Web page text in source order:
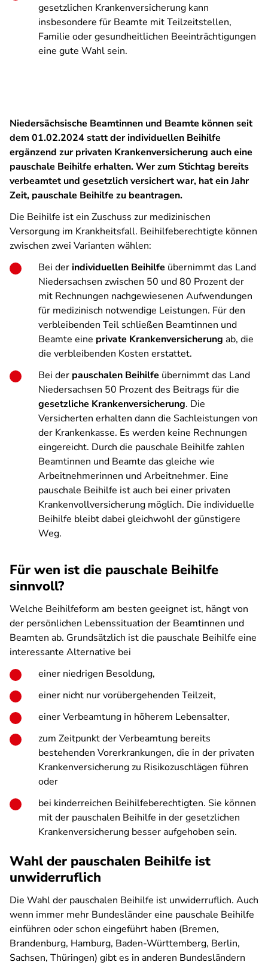
gesetzlichen Krankenversicherung kann
insbesondere für Beamte mit Teilzeitstellen,
Familie oder gesundheitlichen Beeinträchtigungen
eine gute Wahl sein.
Niedersächsische Beamtinnen und Beamte können seit
dem 01.02.2024 statt der individuellen Beihilfe
ergänzend zur privaten Krankenversicherung auch eine
pauschale Beihilfe erhalten. Wer zum Stichtag bereits
verbeamtet und gesetzlich versichert war, hat ein Jahr
Zeit, pauschale Beihilfe zu beantragen.
Die Beihilfe ist ein Zuschuss zur medizinischen
Versorgung im Krankheitsfall. Beihilfeberechtigte können
zwischen zwei Varianten wählen:
Bei derindividuellen Beihilfe übernimmt das Land
Niedersachsen zwischen 50 und 80 Prozent der
mit Rechnungen nachgewiesenen Aufwendungen
für medizinisch notwendige Leistungen. Für den
verbleibenden Teil schließen Beamtinnen und
Beamte eine private Krankenversicherung ab, die
die verbleibenden Kosten erstattet.
Bei der pauschalen Beihilfe übernimmt das Land
Niedersachsen 50 Prozent des Beitrags für die
gesetzliche Krankenversicherung. Die
Versicherten erhalten dann die Sachleistungen von
der Krankenkasse. Es werden keine Rechnungen
eingereicht. Durch die pauschale Beihilfe zahlen
Beamtinnen und Beamte das gleiche wie
Arbeitnehmerinnen und Arbeitnehmer. Eine
pauschale Beihilfe ist auch bei einer privaten
Krankenvollversicherung möglich. Die individuelle
Beihilfe bleibt dabei gleichwohl der günstigere
Weg.
Für wen ist die pauschale Beihilfe
sinnvoll?
Welche Beihilfeform am besten geeignet ist, hängt von
der persönlichen Lebenssituation der Beamtinnen und
Beamten ab. Grundsätzlich ist die pauschale Beihilfe eine
interessante Alternative bei
einer niedrigen Besoldung,
einer nicht nur vorübergehenden Teilzeit,
einer Verbeamtung in höherem Lebensalter,
zum Zeitpunkt der Verbeamtung bereits
bestehenden Vorerkrankungen, die in der privaten
Krankenversicherung zu Risikozuschlägen führen
oder
bei kinderreichen Beihilfeberechtigten. Sie können
mit der pauschalen Beihilfe in der gesetzlichen
Krankenversicherung besser aufgehoben sein.
Wahl der pauschalen Beihilfe ist
unwiderruflich
Die Wahl der pauschalen Beihilfe ist unwiderruflich. Auch
wenn immer mehr Bundesländer eine pauschale Beihilfe
einführen oder schon eingeführt haben (Bremen,
Brandenburg, Hamburg, Baden-Württemberg, Berlin,
Sachsen, Thüringen) gibt es in anderen Bundesländern